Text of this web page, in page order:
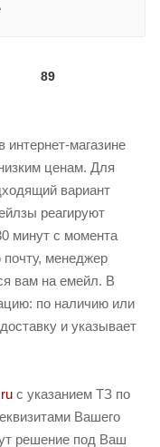
89
магазине
ценам. Для
вариант
реагируют
минут с момента
почту, менеджер
вам на емейл. В
по наличию или
и указывает
с указанием ТЗ по
Вашего
решение под Ваш